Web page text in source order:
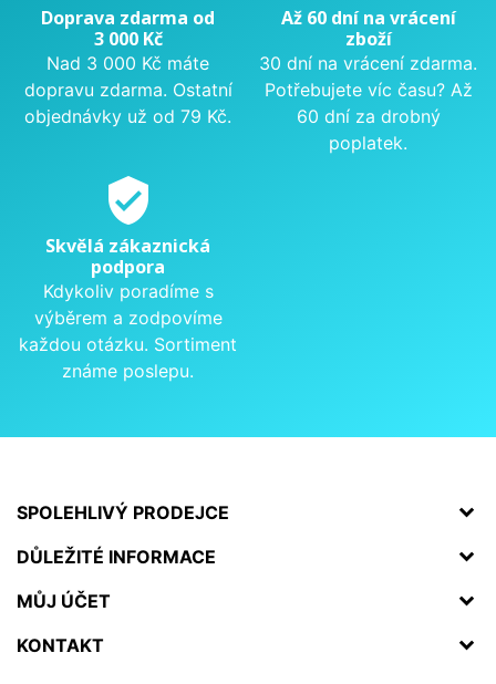
Doprava zdarma od
3 000 Kč
Nad 3 000 Kč máte
dopravu zdarma. Ostatní
objednávky už od 79 Kč.
Až 60 dní na vrácení
zboží
30 dní na vrácení zdarma.
Potřebujete víc času? Až
60 dní za drobný
poplatek.
verified_user
Skvělá zákaznická
podpora
Kdykoliv poradíme s
výběrem a zodpovíme
každou otázku. Sortiment
známe poslepu.
SPOLEHLIVÝ PRODEJCE
DŮLEŽITÉ INFORMACE
MŮJ ÚČET
KONTAKT